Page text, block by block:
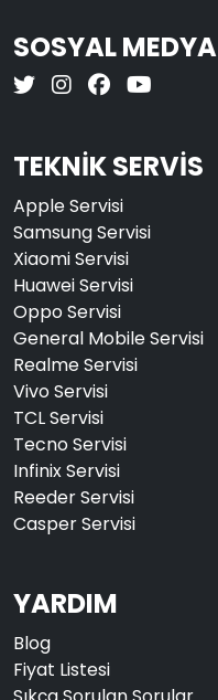
SOSYAL MEDYA
TEKNİK SERVİS
Apple Servisi
Samsung Servisi
Xiaomi Servisi
Huawei Servisi
Oppo Servisi
General Mobile Servisi
Realme Servisi
Vivo Servisi
TCL Servisi
Tecno Servisi
Infinix Servisi
Reeder Servisi
Casper Servisi
YARDIM
Blog
Fiyat Listesi